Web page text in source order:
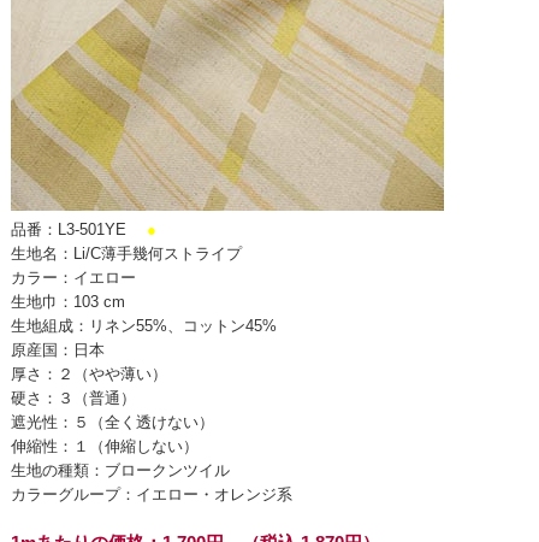
品番：L3-501YE ●
生地名：Li/C薄手幾何ストライプ
カラー：イエロー
生地巾：103 cm
生地組成：リネン55%、コットン45%
原産国：日本
厚さ：２（やや薄い）
硬さ：３（普通）
遮光性：５（全く透けない）
伸縮性：１（伸縮しない）
生地の種類：ブロークンツイル
カラーグループ：イエロー・オレンジ系